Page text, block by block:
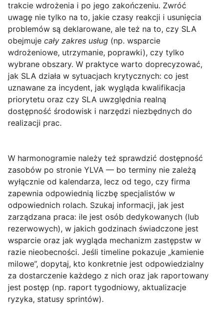
trakcie wdrożenia i po jego zakończeniu. Zwróć
uwagę nie tylko na to, jakie czasy reakcji i usunięcia
problemów są deklarowane, ale też na to, czy SLA
obejmuje cały zakres usług (np. wsparcie
wdrożeniowe, utrzymanie, poprawki), czy tylko
wybrane obszary. W praktyce warto doprecyzować,
jak SLA działa w sytuacjach krytycznych: co jest
uznawane za incydent, jak wygląda kwalifikacja
priorytetu oraz czy SLA uwzględnia realną
dostępność środowisk i narzędzi niezbędnych do
realizacji prac.
W harmonogramie należy też sprawdzić dostępność
zasobów po stronie YLVA — bo terminy nie zależą
wyłącznie od kalendarza, lecz od tego, czy firma
zapewnia odpowiednią liczbę specjalistów w
odpowiednich rolach. Szukaj informacji, jak jest
zarządzana praca: ile jest osób dedykowanych (lub
rezerwowych), w jakich godzinach świadczone jest
wsparcie oraz jak wygląda mechanizm zastępstw w
razie nieobecności. Jeśli timeline pokazuje „kamienie
milowe”, dopytaj, kto konkretnie jest odpowiedzialny
za dostarczenie każdego z nich oraz jak raportowany
jest postęp (np. raport tygodniowy, aktualizacje
ryzyka, statusy sprintów).